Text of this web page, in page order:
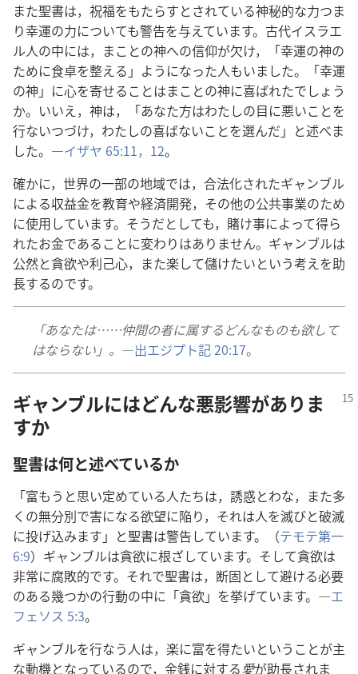
また​聖書​は，祝福​を​もたらす​と​され​て​いる​神秘​的​な​力​つま
り​幸運​の​力​に​つい​て​も​警告​を​与え​て​い​ます。古代​イスラエ
ル​人​の​中​に​は，まこと​の​神​へ​の​信仰​が​欠け，「幸運​の​神​の​
ため​に​食卓​を​整える」よう​に​なっ​た​人​も​い​まし​た。「幸運​
の​神」に​心​を​寄せる​こと​は​まこと​の​神​に​喜ば​れ​た​でしょ​う​
か。いいえ，神​は，「あなた方​は​わたし​の​目​に​悪い​こと​を​
行ないつづけ，わたし​の​喜ば​ない​こと​を​選ん​だ」と​述べ​ま
し​た。―イザヤ 65:11，12。
確か​に，世界​の​一部​の​地域​で​は，合法​化​さ​れ​た​ギャンブル​
に​よる​収益​金​を​教育​や​経済​開発，その他​の​公共​事業​の​ため​
に​使用​し​て​い​ます。そう​だ​と​し​て​も，賭け事​に​よっ​て​得​ら
れ​た​お金​で​ある​こと​に​変わり​は​あり​ませ​ん。ギャンブル​は​
公然​と​貪欲​や​利己​心，また​楽し​て​儲け​たい​と​いう​考え​を​助
長​する​の​です。
「あなた​は……仲間​の​者​に​属する​どんな​もの​も​欲し​て​
は​なら​ない」。 ―出エジプト​記 20:17。
ギャンブル​に​は​どんな​悪​影響​が​あり​ま
す​か
聖書​は​何​と​述べ​て​いる​か
「富も​う​と​思い定め​て​いる​人​たち​は，誘惑​と​わな，また​多
く​の​無​分別​で​害​に​なる​欲望​に​陥り，それ​は​人​を​滅び​と​破滅​
に​投げ込み​ます」と​聖書​は​警告​し​て​い​ます。（テモテ​第​一
6:9）ギャンブル​は​貪欲​に​根ざし​て​い​ます。そして​貪欲​は​
非常​に​腐敗​的​です。それ​で​聖書​は，断固​と​し​て​避ける​必要​
の​ある​幾つ​か​の​行動​の​中​に「貪欲」を​挙げ​て​い​ます。―エ
フェソス 5:3。
ギャンブル​を​行なう​人​は，楽​に​富​を​得​たい​と​いう​こと​が​主​
な​動機​と​なっ​て​いる​の​で，金銭​に​対する​愛​が​助長​さ​れ​ま